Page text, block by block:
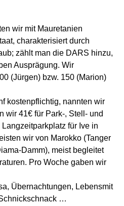
n wir mit Mauretanien
taat, charakterisiert durch
; zählt man die DARS hinzu,
Ausprägung. Wir
(Jürgen) bzw. 150 (Marion)
kostenpflichtig, nannten wir
wir 41€ für Park-, Stell- und
Langzeitparkplatz für Ive in
wir von Marokko (Tanger
Damm), meist begleitet
. Pro Woche gaben wir
Übernachtungen, Lebensmit
…